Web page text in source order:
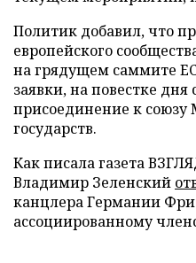
Политик добавил, что
европейского
на грядущем саммите
заявки, на повестке дня
присоединение к союзу
государств.
Как писала газета
Владимир Зеленский
канцлера Германии
ассоциированному